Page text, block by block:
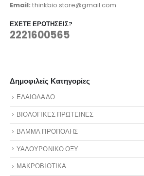
Email:thinkbio.store@gmail.com
ΈΧΕΤΕ ΕΡΩΤΉΣΕΙΣ?
2221600565
Δημοφιλείς Κατηγορίες
ΕΛΑΙΟΛΑΔΟ
ΒΙΟΛΟΓΙΚΕΣ ΠΡΩΤΕΙΝΕΣ
ΒΑΜΜΑ ΠΡΟΠΟΛΗΣ
ΥΑΛΟΥΡΟΝΙΚΟ ΟΞΥ
ΜΑΚΡΟΒΙΟΤΙΚΑ